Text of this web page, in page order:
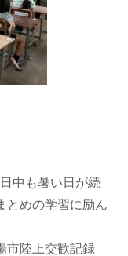
中も暑い日が続
とめの学習に励ん
市陸上交歓記録